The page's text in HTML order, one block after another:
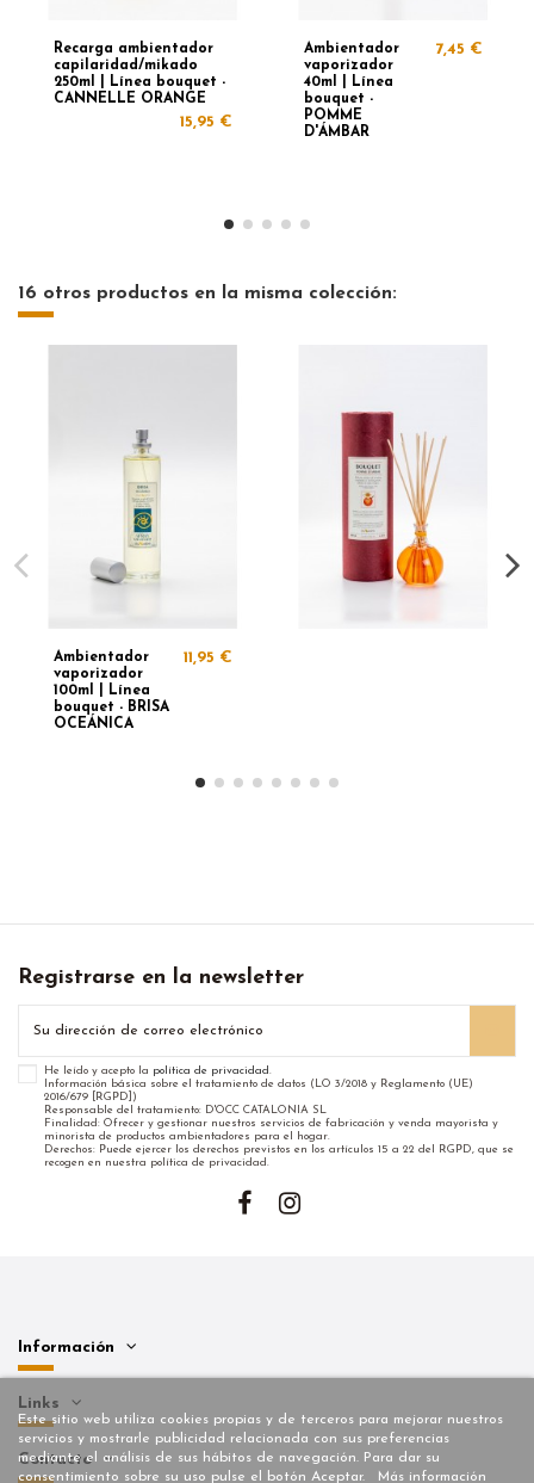
Recarga ambientador
capilaridad/mikado
250ml | Línea bouquet -
CANNELLE ORANGE
15,95 €
Ambientador
vaporizador
40ml | Línea
bouquet -
POMME
D'ÁMBAR
7,45 €
16 otros productos en la misma colección:
Ambientador
vaporizador
100ml | Línea
bouquet - BRISA
OCEÁNICA
11,95 €
Registrarse en la newsletter
He leído y acepto la política de privacidad .
Información básica sobre el tratamiento de datos (LO 3/2018 y Reglamento (UE)
2016/679 [RGPD])
Responsable del tratamiento: D'OCC CATALONIA SL
Finalidad: Ofrecer y gestionar nuestros servicios de fabricación y venda mayorista y
minorista de productos ambientadores para el hogar.
Derechos: Puede ejercer los derechos previstos en los artículos 15 a 22 del RGPD, que se
recogen en nuestra política de privacidad.
Información
Links
Contacto
Este sitio web utiliza cookies propias y de terceros para mejorar nuestros
servicios y mostrarle publicidad relacionada con sus preferencias
mediante el análisis de sus hábitos de navegación. Para dar su
consentimiento sobre su uso pulse el botón Aceptar.
Más información